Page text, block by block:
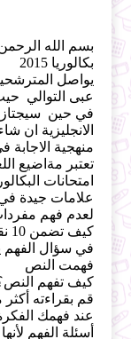
بسم الله
بكالوريا 2015
يواصل المترشحين
عبى التوالي
في حين
الانجليزية ان
منهجية الاجابة
تعتبر مةاضيع
امتحانات
علامات جيدة في
لعدم فهم مفردات
كيف تضمن 10 نقاط على الأقل ؟
فهمت النص
كيف تفهم
قم بقراءته
عند فهمك
أسئلة الفهم